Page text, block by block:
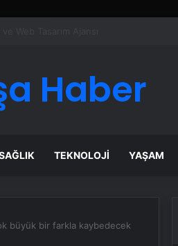
Haber
TEKNOLOJI YAŞAM
büyük bir farkla kaybedecek